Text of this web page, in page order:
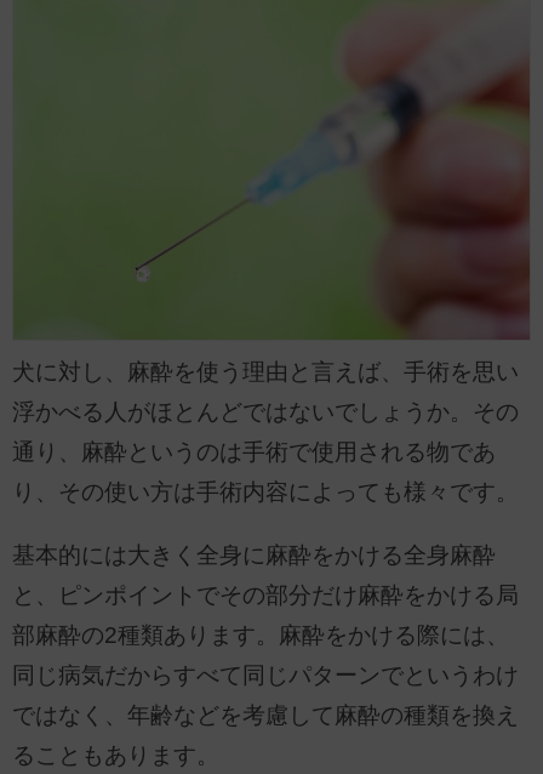
犬に対し、麻酔を使う理由と言えば、手術を思い
浮かべる人がほとんどではないでしょうか。その
通り、麻酔というのは手術で使用される物であ
り、その使い方は手術内容によっても様々です。
基本的には大きく全身に麻酔をかける全身麻酔
と、ピンポイントでその部分だけ麻酔をかける局
部麻酔の2種類あります。麻酔をかける際には、
同じ病気だからすべて同じパターンでというわけ
ではなく、年齢などを考慮して麻酔の種類を換え
ることもあります。